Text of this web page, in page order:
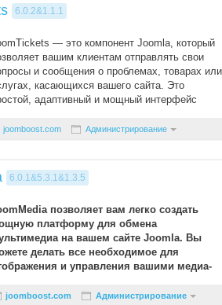
6.0.2&1.1.1
— это компонент Joomla, который
вашим клиентам отправлять свои
и сообщения о проблемах, товарах или
касающихся вашего сайта. Это
адаптивный и мощный интерфейс
joomboost.com Администрирование
6.0.1&5.3.1&1.3.5
позволяет вам легко создать
платформу для обмена
на вашем сайте Joomla. Вы
делать все необходимое для
и управления вашими медиа-
joomboost.com Администрирование